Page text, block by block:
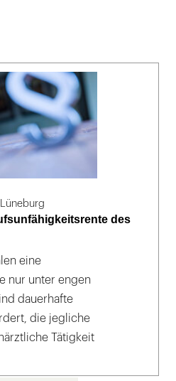
des
eine
nur unter engen
dauerhafte
die jegliche
Tätigkeit